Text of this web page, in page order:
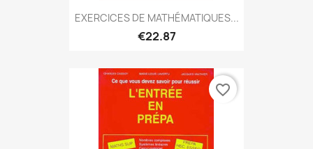
EXERCICES DE MATHÉMATIQUES...
€22.87
favorite_border